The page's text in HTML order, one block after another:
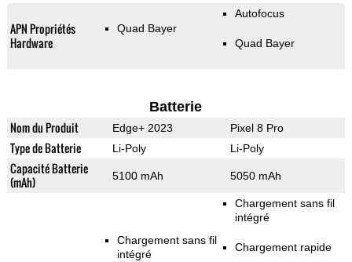
APN Propriétés
Hardware
Quad Bayer
Autofocus
Quad Bayer
Batterie
Nom du Produit Edge+ 2023 Pixel 8 Pro
Type de Batterie Li-Poly Li-Poly
Capacité Batterie
(mAh)
5100 mAh 5050 mAh
Chargement sans fil
intégré
Chargement sans fil
intégré
Chargement rapide